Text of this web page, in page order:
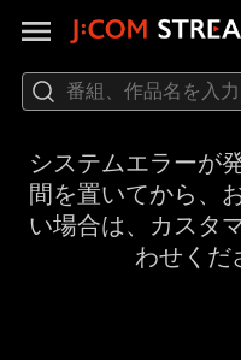
システムエラーが
間を置いてから、
い場合は、カスタ
わせくだ